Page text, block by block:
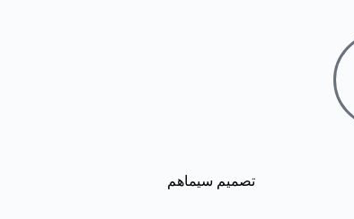
تصميم سيماهم